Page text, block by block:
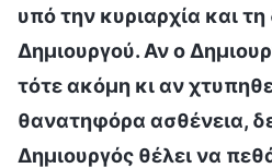
υπό την κυριαρχία και
Δημιουργού. Αν ο
τότε ακόμη κι αν
θανατηφόρα ασθένεια,
Δημιουργός θέλει να